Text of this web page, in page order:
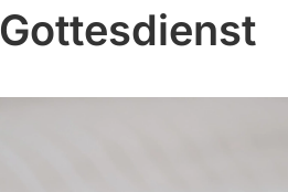
Gottesdienst